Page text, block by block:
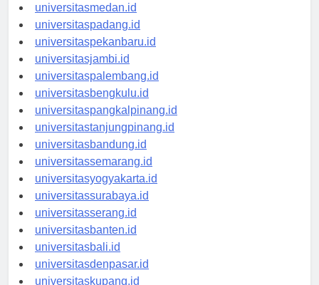
universitasaceh.id
universitasmedan.id
universitaspadang.id
universitaspekanbaru.id
universitasjambi.id
universitaspalembang.id
universitasbengkulu.id
universitaspangkalpinang.id
universitastanjungpinang.id
universitasbandung.id
universitassemarang.id
universitasyogyakarta.id
universitassurabaya.id
universitasserang.id
universitasbanten.id
universitasbali.id
universitasdenpasar.id